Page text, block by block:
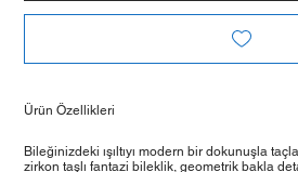
Ürün Özellikleri
Bileğinizdeki ışıltıyı modern bir dokunuşla
zirkon taşlı fantazi bileklik, geometrik bakla